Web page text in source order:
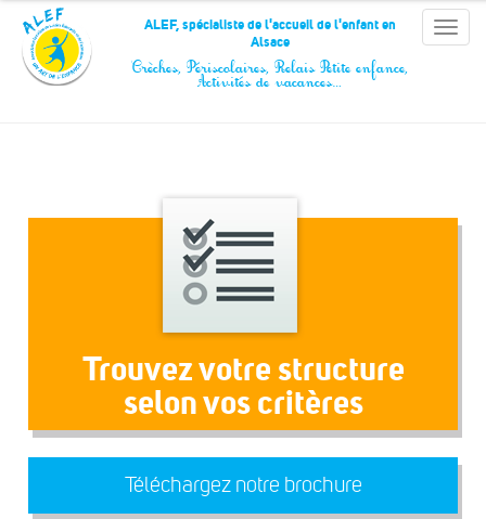
Panneau de gestion des cookies
Toggle
ALEF, spécialiste de l'accueil de l'enfant en
Alsace
Crèches, Périscolaires, Relais Petite enfance,
Activités de vacances…
Trouvez votre structure
selon vos critères
Téléchargez notre brochure